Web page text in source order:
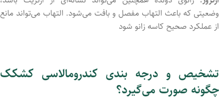
وضعیتی که باعث التهاب مفصل و بافت می‌شود. التهاب می‌تواند مانع
از عملکرد صحیح کاسه زانو شود
تشخیص و درجه بندی کندرومالاسی کشکک
چگونه صورت می‌گیرد؟